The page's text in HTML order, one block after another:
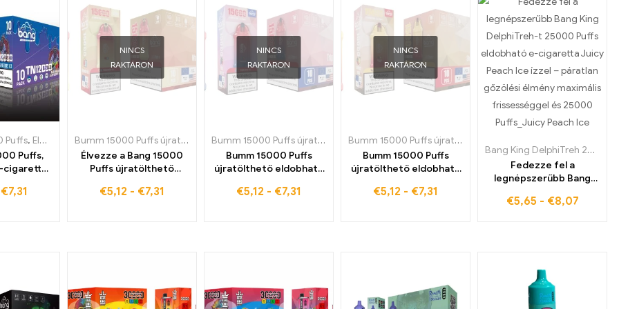
Puffs, Eldobható e-cigaretta Németországban ,Eldobható e-cigaretta Finnországban
Puffs,
cigaretta,
a világ
€7,31
NINCS
RAKTÁRON
Bumm 15000 Puffs újratölthető eldobható tok ,Eldobható e-cigaretta Németországban,
Élvezze a Bang 15000
Puffs újratölthető
eldobható e-cigaretta
€5,12 - €7,31
NINCS
RAKTÁRON
Bumm 15000 Puffs újratölthető eldobható tok ,Eldobható e-cigaretta Dániában
Bumm 15000 Puffs
újratölthető eldobható
cigaretta hármas
€5,12 - €7,31
NINCS
RAKTÁRON
Bumm 15000 Puffs újratölthető eldobható tok
Bumm 15000 Puffs
újratölthető eldobható
cigaretta epres mangó -
€5,12 - €7,31
Bang King DelphiTreh 25000 Puff
Fedezze fel a
legnépszerűbb Bang
25000 Puffs eldobható
és 25000 Puff
€5,65 - €8,07